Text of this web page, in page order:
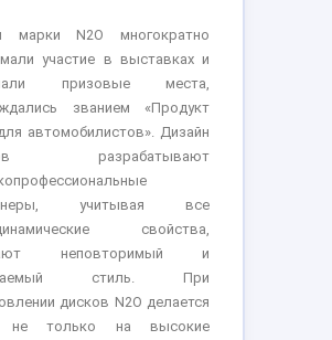
марки N2O многократно
участие в выставках и
призовые места,
званием «Продукт
автомобилистов». Дизайн
разрабатывают
учитывая все
свойства,
неповторимый и
стиль. При
дисков N2O делается
не только на высокие